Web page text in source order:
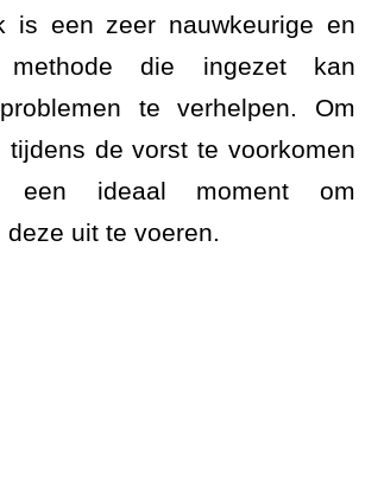
is een zeer nauwkeurige en
methode die ingezet kan
te verhelpen. Om
de vorst te voorkomen
ideaal moment om
uit te voeren.